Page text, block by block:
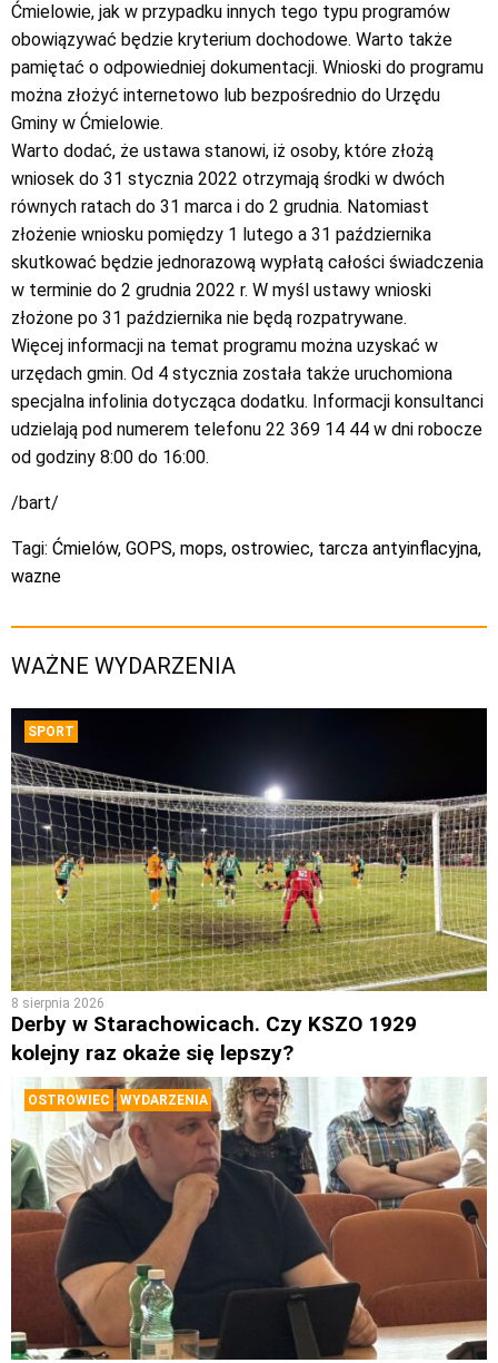
Ćmielowie, jak w przypadku innych tego typu programów
obowiązywać będzie kryterium dochodowe. Warto także
pamiętać o odpowiedniej dokumentacji. Wnioski do programu
można złożyć internetowo lub bezpośrednio do Urzędu
Gminy w Ćmielowie.
Warto dodać, że ustawa stanowi, iż osoby, które złożą
wniosek do 31 stycznia 2022 otrzymają środki w dwóch
równych ratach do 31 marca i do 2 grudnia. Natomiast
złożenie wniosku pomiędzy 1 lutego a 31 października
skutkować będzie jednorazową wypłatą całości świadczenia
w terminie do 2 grudnia 2022 r. W myśl ustawy wnioski
złożone po 31 października nie będą rozpatrywane.
Więcej informacji na temat programu można uzyskać w
urzędach gmin. Od 4 stycznia została także uruchomiona
specjalna infolinia dotycząca dodatku. Informacji konsultanci
udzielają pod numerem telefonu 22 369 14 44 w dni robocze
od godziny 8:00 do 16:00.
/bart/
Tagi: Ćmielów, GOPS, mops, ostrowiec, tarcza antyinflacyjna,
wazne
WAŻNE WYDARZENIA
SPORT
8 sierpnia 2026
Derby w Starachowicach. Czy KSZO 1929
kolejny raz okaże się lepszy?
OSTROWIEC WYDARZENIA